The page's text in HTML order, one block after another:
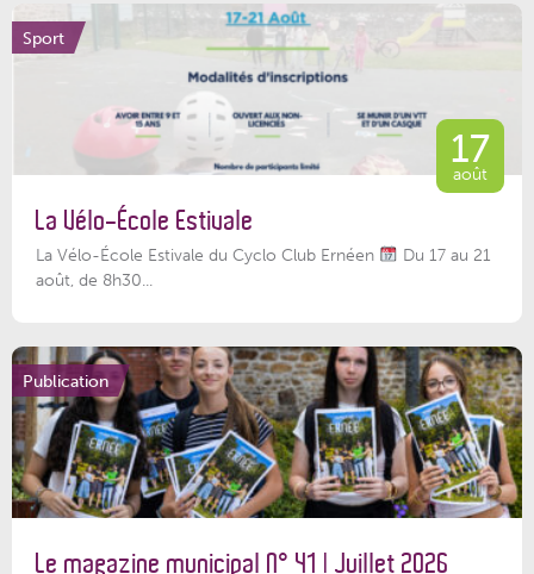
Sport
17
août
La Vélo-École Estivale
La Vélo-École Estivale du Cyclo Club Ernéen
Du 17 au 21
août, de 8h30...
Publication
Le magazine municipal N° 41 | Juillet 2026